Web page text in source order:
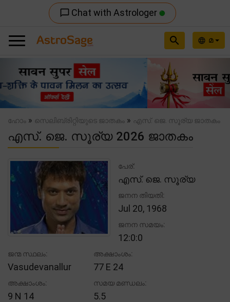
chat_bubble_outline Chat with Astrologer
language മ
search
Previous
ഹോം » സെലിബ്രിറ്റിയുടെ ജാതകം » എസ്. ജെ. സൂര്യ ജാതകം
എസ്. ജെ. സൂര്യ 2026 ജാതകം
പേര്:
എസ്. ജെ. സൂര്യ
ജനന തിയതി:
Jul 20, 1968
ജനന സമയം:
12:0:0
ജന്മ സ്ഥലം:
Vasudevanallur
അക്ഷാംശം:
77 E 24
അക്ഷാംശം:
9 N 14
സമയ മണ്ഡലം:
5.5